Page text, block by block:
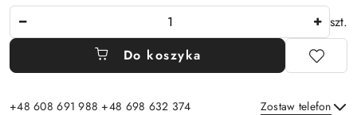
szt.
Do koszyka
+48 608 691 988 +48 698 632 374 Zostaw telefon